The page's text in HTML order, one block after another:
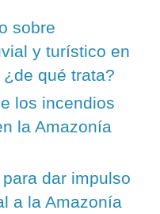
sobre
y turístico en
qué trata?
los incendios
la Amazonía
dar impulso
a la Amazonía